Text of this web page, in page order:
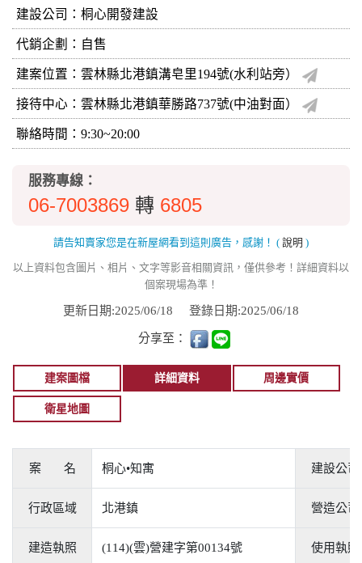
建設公司： 桐心開發建設
代銷企劃：自售
建案位置：雲林縣北港鎮溝皂里194號(水利站旁）
接待中心：雲林縣北港鎮華勝路737號(中油對面）
聯絡時間：9:30~20:00
服務專線：
06-7003869 轉 6805
請告知賣家您是在新屋網看到這則廣告，感謝！ ( 說明 )
以上資料包含圖片、相片、文字等影音相關資訊，僅供參考！詳細資料以
個案現場為準！
更新日期:2025/06/18 登錄日期:2025/06/18
分享至：
建案圖檔 詳細資料 周邊實價
衛星地圖
案 名 桐心•知寓 建設公司
行政區域 北港鎮 營造公司
建造執照 (114)(雲)營建字第00134號 使用執照